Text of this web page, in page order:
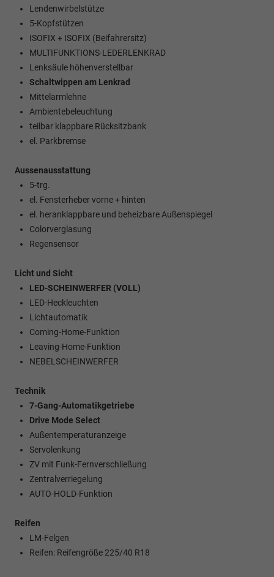
Lendenwirbelstütze
5-Kopfstützen
ISOFIX + ISOFIX (Beifahrersitz)
MULTIFUNKTIONS-LEDERLENKRAD
Lenksäule höhenverstellbar
Schaltwippen am Lenkrad
Mittelarmlehne
Ambientebeleuchtung
teilbar klappbare Rücksitzbank
el. Parkbremse
Aussenausstattung
5-trg.
el. Fensterheber vorne + hinten
el. heranklappbare und beheizbare Außenspiegel
Colorverglasung
Regensensor
Licht und Sicht
LED-SCHEINWERFER (VOLL)
LED-Heckleuchten
Lichtautomatik
Coming-Home-Funktion
Leaving-Home-Funktion
NEBELSCHEINWERFER
Technik
7-Gang-Automatikgetriebe
Drive Mode Select
Außentemperaturanzeige
Servolenkung
ZV mit Funk-Fernverschließung
Zentralverriegelung
AUTO-HOLD-Funktion
Reifen
LM-Felgen
Reifen: Reifengröße 225/40 R18